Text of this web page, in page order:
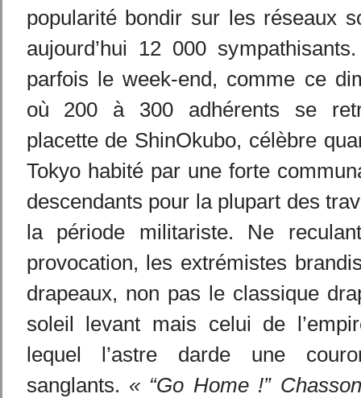
popularité bondir sur les réseaux
aujourd’hui 12 000
parfois le week-end, comme ce
où 200 à 300 adhérents se
placette de ShinOkubo, célèbre
Tokyo habité par une forte
descendants pour la plupart des
la période militariste. Ne
provocation, les extrémistes
drapeaux, non pas le classique
soleil levant mais celui de
lequel l’astre darde une
sanglants. « “Go Home !”